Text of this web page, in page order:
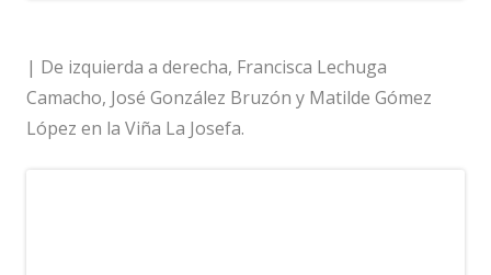
| De izquierda a derecha, Francisca Lechuga
Camacho, José González Bruzón y Matilde Gómez
López en la Viña La Josefa.